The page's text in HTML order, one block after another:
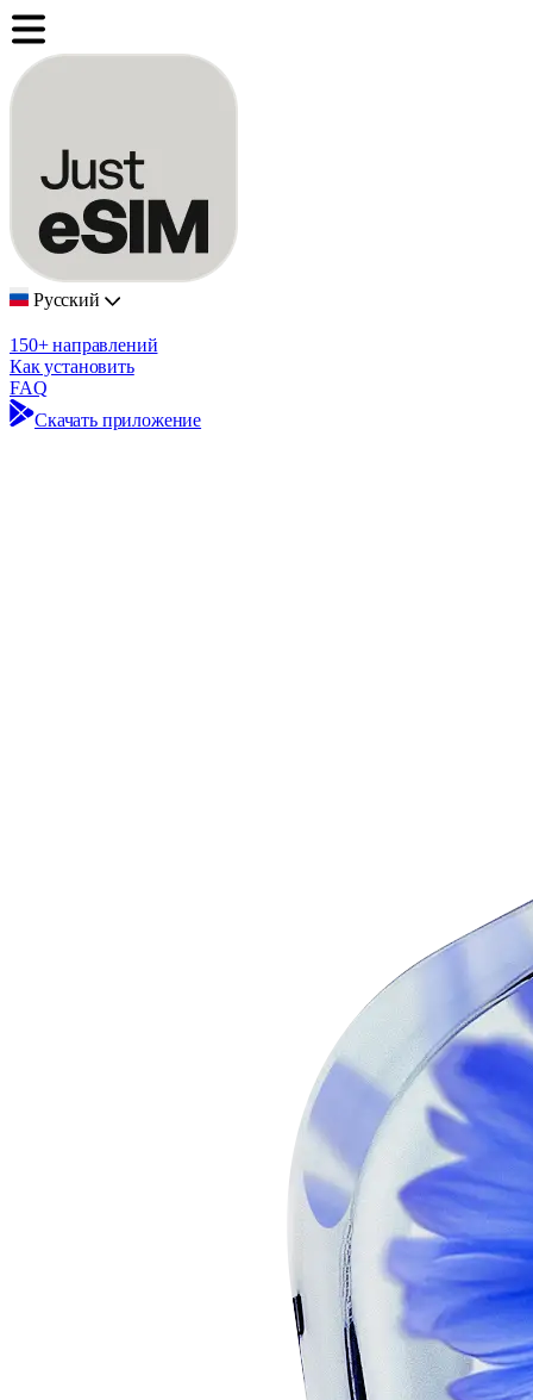
Русский
150+ направлений
Как установить
FAQ
Скачать приложение